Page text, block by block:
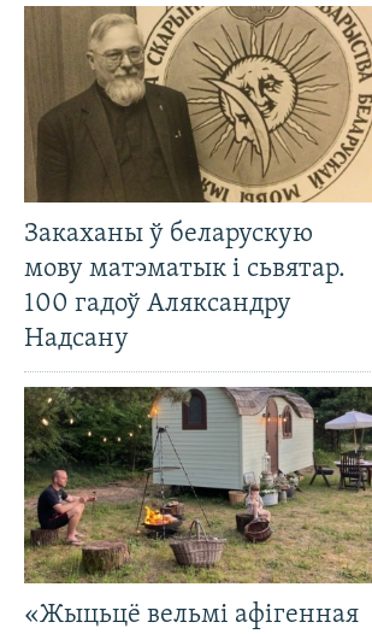
Закаханы ў беларускую
мову матэматык і сьвятар.
100 гадоў Аляксандру
Надсану
«Жыцьцё вельмі афігенная